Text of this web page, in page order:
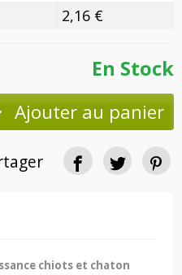
2,16 €
En Stock
Ajouter au panier
chiots et chaton